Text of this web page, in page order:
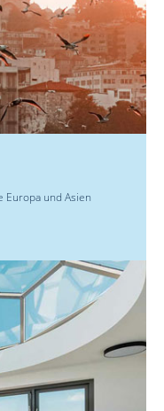
und Asien